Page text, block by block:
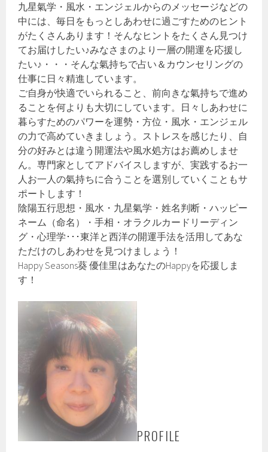
九星氣学・風水・エンジェルからのメッセージなどの
中には、毎日をもっとしあわせに過ごすためのヒント
がたくさんあります！そんなヒントをたくさん見つけ
てお届けしたい♪みなさまのより一層の開運を応援し
たい♪・・・そんな氣持ちで占い＆カウンセリングの
仕事に日々精進しています。
ご自身が快適でいられること、前向きな氣持ちで進め
ることを何よりも大切にしています。日々しあわせに
暮らすためのパワーを運勢・方位・風水・エンジェル
の力で高めていきましょう。ストレスを感じたり、自
分の好みとは違う開運法や風水処方はお薦めしませ
ん。専門家としてアドバイスしますが、実践するお一
人お一人の氣持ちに合うことを選別していくこともサ
ポートします！
陰陽五行思想・風水・九星氣学・姓名判断・ハッピー
ネーム（命名）・手相・オラクルカードリーディン
グ・心理学･･･東洋と西洋の開運手法を活用してあな
ただけのしあわせを見つけましょう！
Happy Seasons葵 優佳里はあなたのHappyを応援しま
す！
PROFILE